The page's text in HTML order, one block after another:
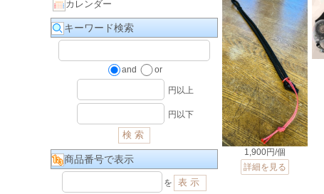
カレンダー
キーワード検索
and or
円以上
円以下
商品番号で表示
を
1,900円/個
詳細を見る